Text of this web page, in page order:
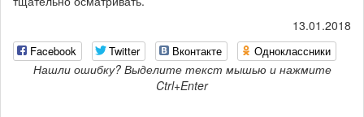
13.01.2018
Facebook Twitter Вконтакте Одноклассники
Нашли ошибку? Выделите текст мышью и нажмите
Ctrl+Enter